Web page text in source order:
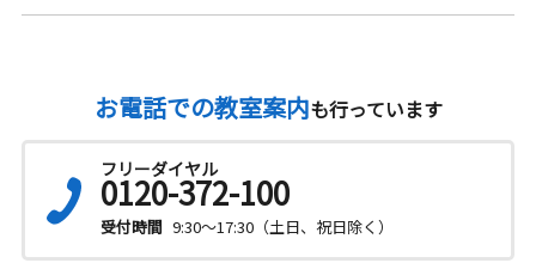
お電話での教室案内も行っています
フリーダイヤル
0120-372-100
受付時間 9:30～17:30（土日、祝日除く）